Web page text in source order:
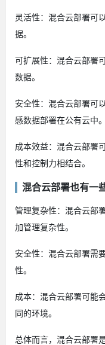
灵活性：混合云部署可
据。
可扩展性：混合云部署
数据。
安全性：混合云部署可
感数据部署在公有云中。
成本效益：混合云部署
性和控制力相结合。
混合云部署也有一
管理复杂性：混合云部
加管理复杂性。
安全性：混合云部署需
性。
成本：混合云部署可能
同的环境。
总体而言，混合云部署